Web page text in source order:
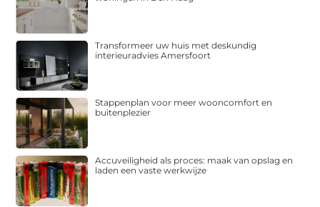
Transformeer uw huis met deskundig
interieuradvies Amersfoort
Stappenplan voor meer wooncomfort en
buitenplezier
Accuveiligheid als proces: maak van opslag en
laden een vaste werkwijze